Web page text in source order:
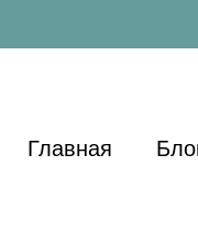
Главная